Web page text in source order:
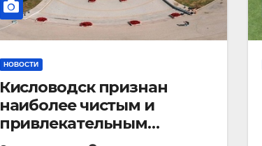
НОВОСТИ
Кисловодск признан
наиболее чистым и
привлекательным
курортным городом в